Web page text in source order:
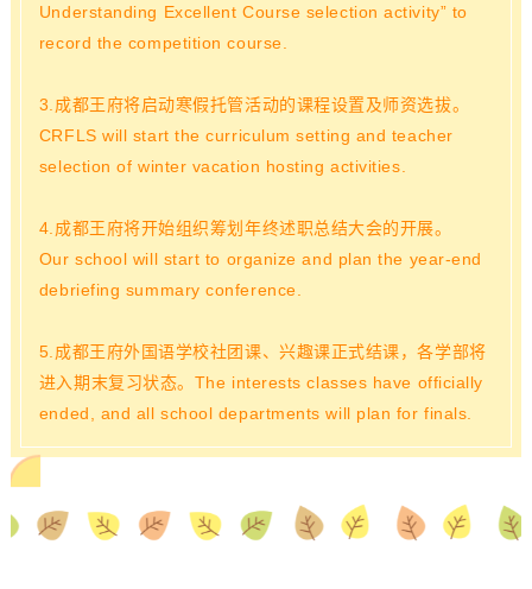
Understanding Excellent Course selection activity” to
record the competition course.
3.成都王府将启动寒假托管活动的课程设置及师资选拔。
CRFLS will start the curriculum setting and teacher
selection of winter vacation hosting activities.
4.成都王府将开始组织筹划年终述职总结大会的开展。
Our school will start to organize and plan the year-end
debriefing summary conference.
5.成都王府外国语学校社团课、兴趣课正式结课，各学部将
进入期末复习状态。 The interests classes have officially
ended, and all school departments will plan for finals.